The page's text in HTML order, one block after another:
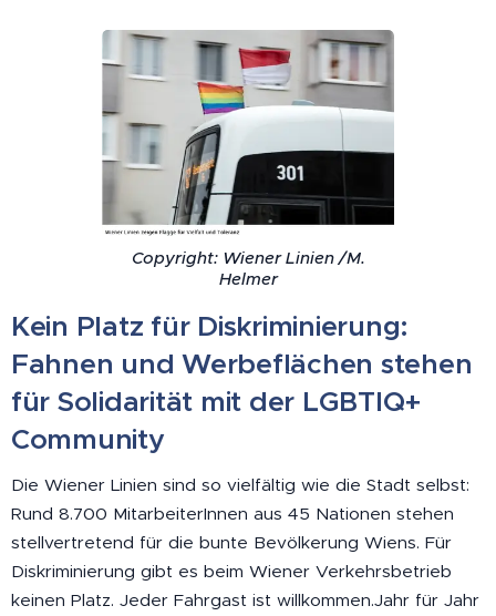
Copyright: Wiener Linien /M.
Helmer
Kein Platz für Diskriminierung:
Fahnen und Werbeflächen stehen
für Solidarität mit der LGBTIQ+
Community
Die Wiener Linien sind so vielfältig wie die Stadt selbst:
Rund 8.700 MitarbeiterInnen aus 45 Nationen stehen
stellvertretend für die bunte Bevölkerung Wiens. Für
Diskriminierung gibt es beim Wiener Verkehrsbetrieb
keinen Platz. Jeder Fahrgast ist willkommen.Jahr für Jahr